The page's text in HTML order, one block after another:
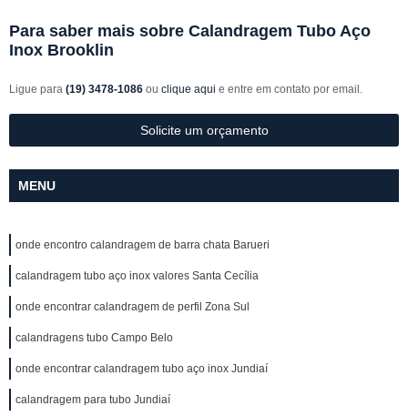
Para saber mais sobre Calandragem Tubo Aço
Inox Brooklin
Ligue para (19) 3478-1086 ou clique aqui e entre em contato por email.
Solicite um orçamento
MENU
onde encontro calandragem de barra chata Barueri
calandragem tubo aço inox valores Santa Cecília
onde encontrar calandragem de perfil Zona Sul
calandragens tubo Campo Belo
onde encontrar calandragem tubo aço inox Jundiaí
calandragem para tubo Jundiaí